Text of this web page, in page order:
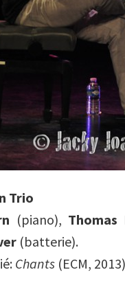
Trio
(piano), Thomas
(batterie).
Chants (ECM, 2013)